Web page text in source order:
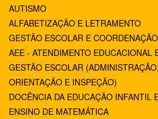
AUTISMO
ALFABETIZAÇÃO E LETRAMENTO
GESTÃO ESCOLAR E
AEE - ATENDIMENTO EDUCACIONAL
GESTÃO ESCOLAR
ORIENTAÇÃO E INSPEÇÃO)
DOCÊNCIA DA EDUCAÇÃO INFANTIL
ENSINO DE MATEMÁTICA